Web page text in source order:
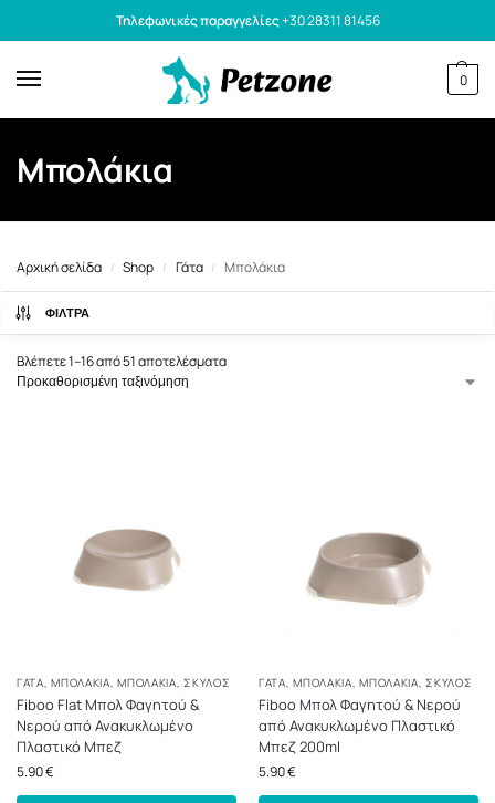
Τηλεφωνικές παραγγελίες+30 28311 81456
0
Μπολάκια
Αρχική σελίδα / Shop / Γάτα / Μπολάκια
ΦΙΛΤΡΑ
Βλέπετε 1–16 από 51 αποτελέσματα
ΓΆΤΑ,ΜΠΟΛΆΚΙΑ,ΜΠΟΛΆΚΙΑ,ΣΚΎΛΟΣ
Fiboo Flat Μπολ Φαγητού &
Νερού από Ανακυκλωμένο
Πλαστικό Μπεζ
5.90€
ΓΆΤΑ,ΜΠΟΛΆΚΙΑ,ΜΠΟΛΆΚΙΑ,ΣΚΎΛΟΣ
Fiboo Μπολ Φαγητού & Νερού
από Ανακυκλωμένο Πλαστικό
Μπεζ 200ml
5.90€